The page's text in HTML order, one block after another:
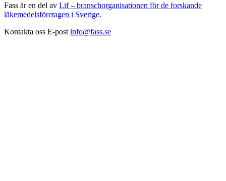
Fass är en del av Lif – branschorganisationen för de forskande
läkemedelsföretagen i Sverige.
Kontakta oss E-post info@fass.se